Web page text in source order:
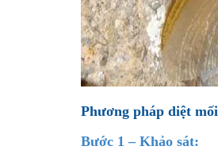
Phương pháp diệt
Bước 1 – Khảo sát: